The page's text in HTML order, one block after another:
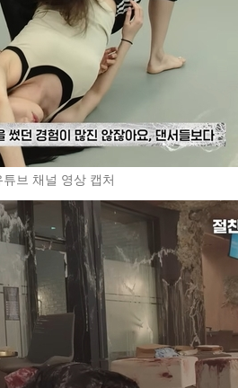
브 채널 영상 캡처